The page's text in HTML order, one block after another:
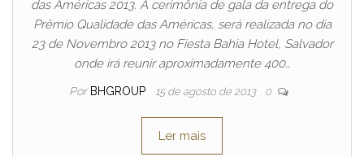
das Américas 2013. A cerimônia de gala da entrega do
Prêmio Qualidade das Américas, será realizada no dia
23 de Novembro 2013 no Fiesta Bahia Hotel, Salvador
onde irá reunir aproximadamente 400…
Por BHGROUP 15 de agosto de 2013 0
Ler mais